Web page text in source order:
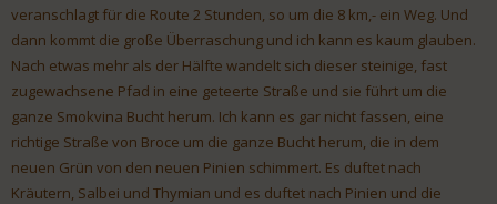
veranschlagt für die Route 2 Stunden, so um die 8 km,- ein Weg. Und
dann kommt die große Überraschung und ich kann es kaum glauben.
Nach etwas mehr als der Hälfte wandelt sich dieser steinige, fast
zugewachsene Pfad in eine geteerte Straße und sie führt um die
ganze Smokvina Bucht herum. Ich kann es gar nicht fassen, eine
richtige Straße von Broce um die ganze Bucht herum, die in dem
neuen Grün von den neuen Pinien schimmert. Es duftet nach
Kräutern, Salbei und Thymian und es duftet nach Pinien und die